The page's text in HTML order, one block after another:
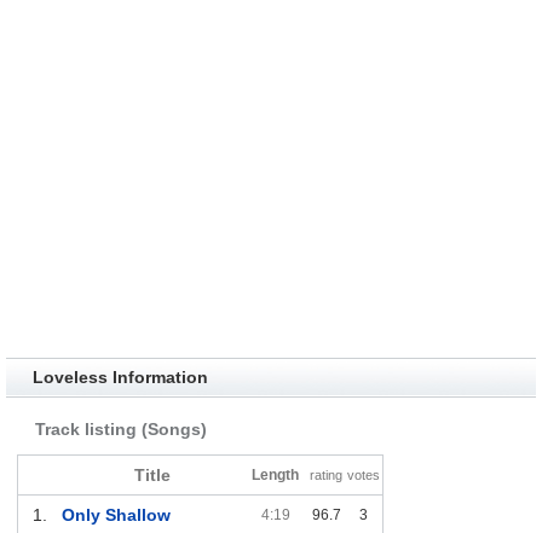
Loveless Information
Track listing (Songs)
Title Length rating votes
1. Only Shallow 4:19 96.7 3